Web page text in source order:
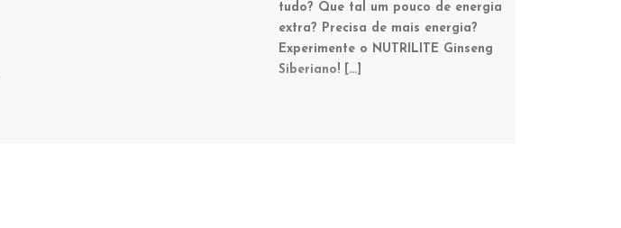
tudo? Que tal um pouco de energia
extra? Precisa de mais energia?
Experimente o NUTRILITE Ginseng
Siberiano! […]